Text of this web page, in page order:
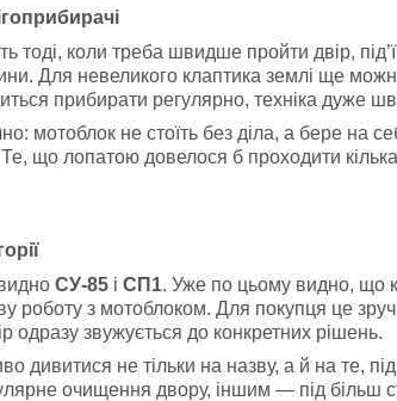
тоді, коли треба швидше пройти двір,
Для невеликого клаптика землі ще
прибирати регулярно, техніка дуже
мотоблок не стоїть без діла, а бере на
що лопатою довелося б проходити
СУ-85 і СП1. Уже по цьому видно, що
роботу з мотоблоком. Для покупця це
одразу звужується до конкретних рішень.
дивитися не тільки на назву, а й на те,
очищення двору, іншим — під більш